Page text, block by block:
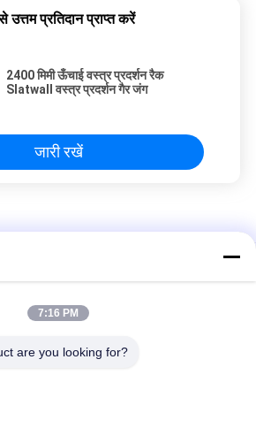
उत्तम प्रतिदान प्राप्त करें
2400 मिमी ऊँचाई वस्त्र प्रदर्शन रैक
Slatwall वस्त्र प्रदर्शन गैर जंग
जारी रखें
उच्च कक्षा अंडरवियर डिस्प्ले रैक
7:16 PM
are you looking for?